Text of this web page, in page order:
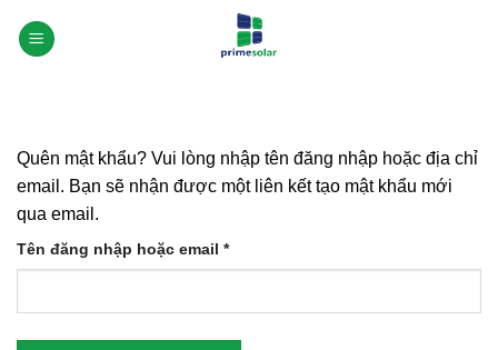
qua
Quên mật khẩu? Vui lòng nhập tên đăng nhập hoặc địa chỉ
email. Bạn sẽ nhận được một liên kết tạo mật khẩu mới
qua email.
Tên đăng nhập hoặc email *Bắt
buộc